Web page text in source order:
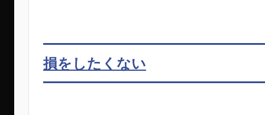
損をしたくない